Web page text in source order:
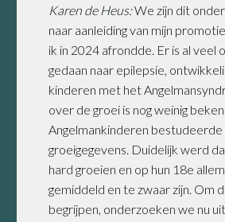
Karen de Heus:We zijn dit
naar aanleiding van mijn
ik in 2024 afrondde. Er is al veel
gedaan naar epilepsie,
kinderen met het
over de groei is nog weinig
Angelmankinderen bestudeerde
groeigegevens. Duidelijk werd
hard groeien en op hun 18e
gemiddeld en te zwaar zijn. Om
begrijpen, onderzoeken we nu